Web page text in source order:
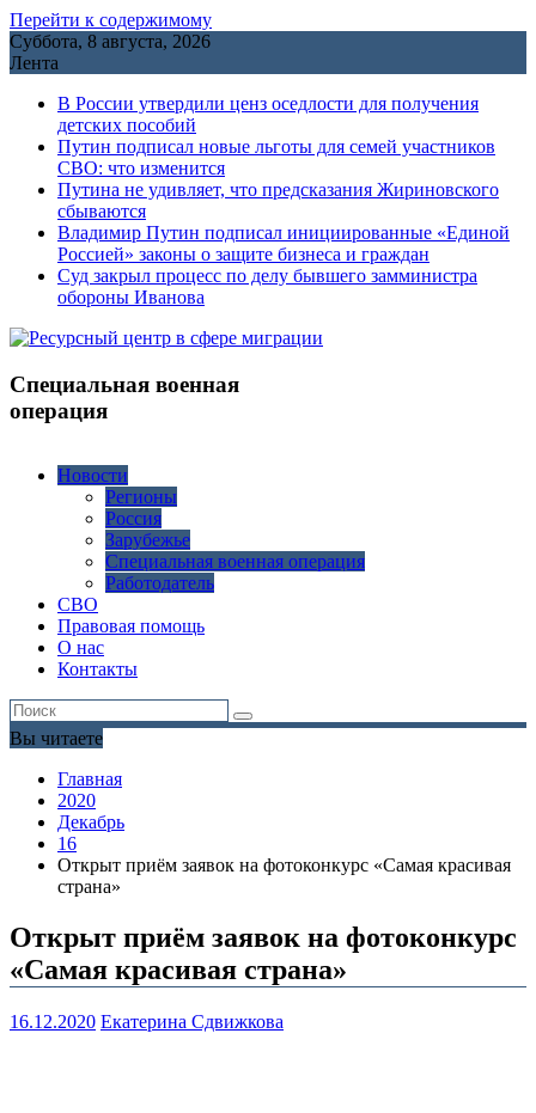
Перейти к содержимому
Суббота, 8 августа, 2026
Лента
В России утвердили ценз оседлости для получения
детских пособий
Путин подписал новые льготы для семей участников
СВО: что изменится
Путина не удивляет, что предсказания Жириновского
сбываются
Владимир Путин подписал инициированные «Единой
Россией» законы о защите бизнеса и граждан
Cуд закрыл процесс по делу бывшего замминистра
обороны Иванова
Специальная военная
операция
Новости
Регионы
Россия
Зарубежье
Специальная военная операция
Работодатель
СВО
Правовая помощь
О нас
Контакты
Вы читаете
Главная
2020
Декабрь
16
Открыт приём заявок на фотоконкурс «Самая красивая
страна»
Открыт приём заявок на фотоконкурс
«Самая красивая страна»
16.12.2020 Екатерина Сдвижкова